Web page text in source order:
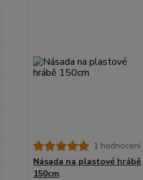
1 hodnocení
Násada na plastové hrábě
150cm